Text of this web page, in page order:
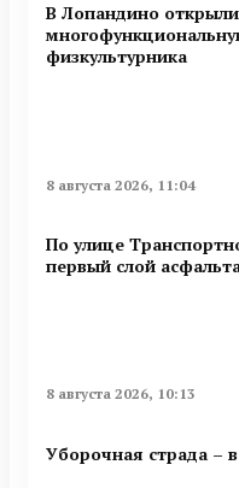
В Лопандино
физкультурника
8 августа 2026, 11:04
По улице
первый слой
8 августа 2026, 10:13
Уборочная страда – в